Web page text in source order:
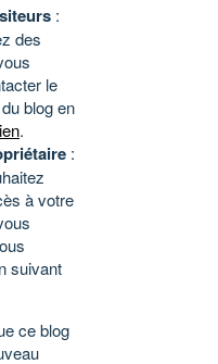
:
des
le
blog en
.
:
à votre
suivant
ce blog